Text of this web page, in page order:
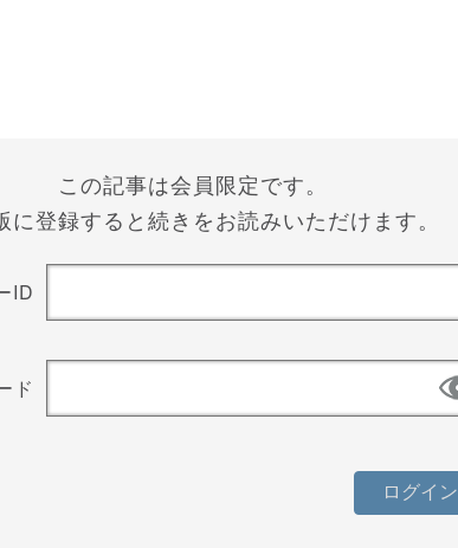
この記事は会員限定です。
に登録すると続きをお読みいただけます。
ID
ド